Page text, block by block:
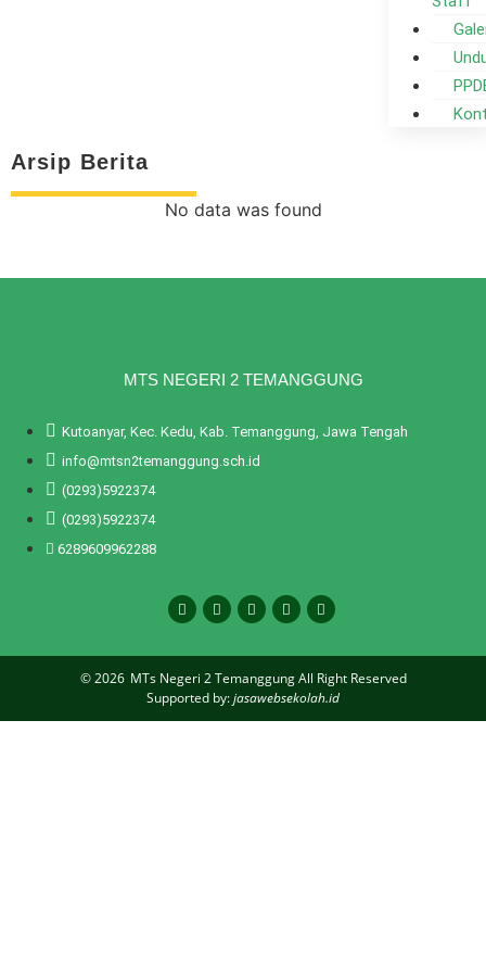
Arsip Berita
No data was found
MTS NEGERI 2 TEMANGGUNG
Kutoanyar, Kec. Kedu, Kab. Temanggung, Jawa Tengah
info@mtsn2temanggung.sch.id
(0293)5922374
(0293)5922374
6289609962288
© 2026 MTs Negeri 2 Temanggung All Right Reserved
Supported by:jasawebsekolah.id